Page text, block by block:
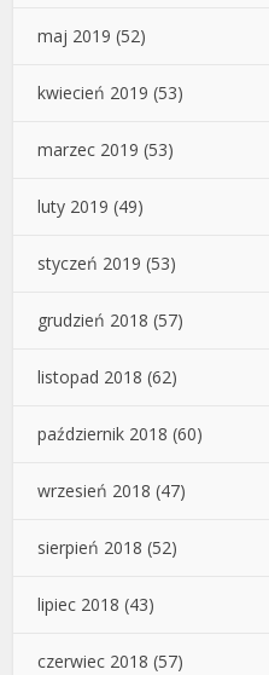
maj 2019 (52)
kwiecień 2019 (53)
marzec 2019 (53)
luty 2019 (49)
styczeń 2019 (53)
grudzień 2018 (57)
listopad 2018 (62)
październik 2018 (60)
wrzesień 2018 (47)
sierpień 2018 (52)
lipiec 2018 (43)
czerwiec 2018 (57)